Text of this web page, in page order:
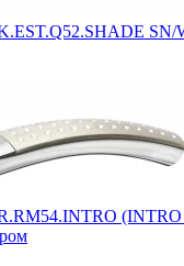
K.EST.Q52.SHADE
R.RM54.INTRO